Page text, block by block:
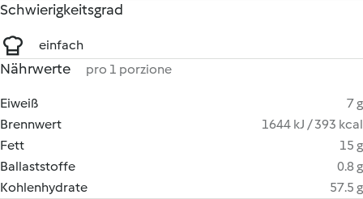
Schwierigkeitsgrad
einfach
Nährwerte pro 1 porzione
Eiweiß
7 g
Brennwert
1644 kJ / 393 kcal
Fett
15 g
Ballaststoffe
0.8 g
Kohlenhydrate
57.5 g